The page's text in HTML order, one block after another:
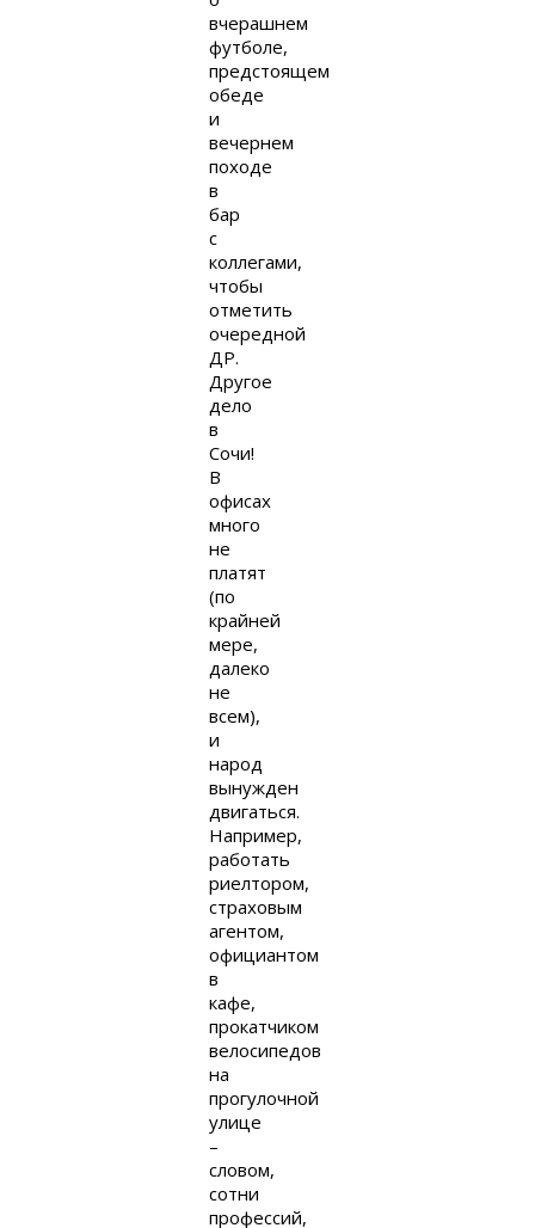
вчерашнем
футболе,
предстоящем
обеде
и
вечернем
походе
в
бар
с
коллегами,
чтобы
отметить
очередной
ДР.
Другое
дело
в
Сочи!
В
офисах
много
не
платят
(по
крайней
мере,
далеко
не
всем),
и
народ
вынужден
двигаться.
Например,
работать
риелтором,
страховым
агентом,
официантом
в
кафе,
прокатчиком
велосипедов
на
прогулочной
улице
–
словом,
сотни
профессий,